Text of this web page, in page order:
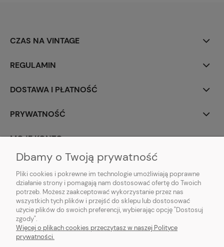
CZAS NA VINTAGE
REGULAMIN
DOSTAWA I PŁATNOŚĆ
PRYWATNOŚĆ
MOJE KONTO
PARTNERZY
Dbamy o Twoją prywatność
Pliki cookies i pokrewne im technologie umożliwiają poprawne
działanie strony i pomagają nam dostosować ofertę do Twoich
potrzeb. Możesz zaakceptować wykorzystanie przez nas
wszystkich tych plików i przejść do sklepu lub dostosować
użycie plików do swoich preferencji, wybierając opcję "Dostosuj
zgody".
Więcej o plikach cookies przeczytasz w naszej Polityce
prywatności.